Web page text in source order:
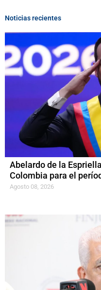
Noticias recientes
Abelardo de la
Colombia para el
Agosto 08, 2026